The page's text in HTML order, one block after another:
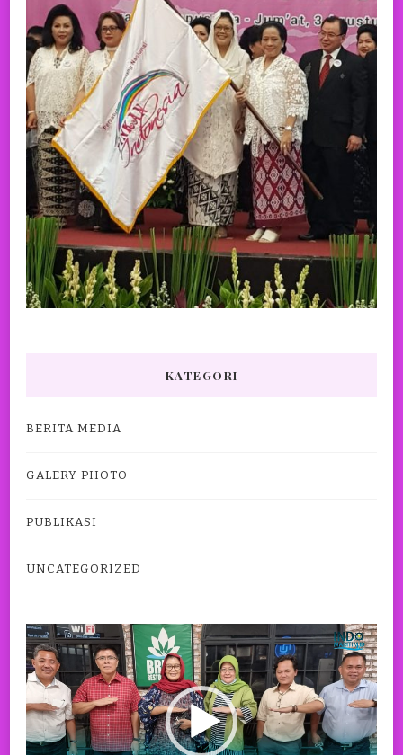
KATEGORI
BERITA MEDIA
GALERY PHOTO
PUBLIKASI
UNCATEGORIZED
Pemutar
Video